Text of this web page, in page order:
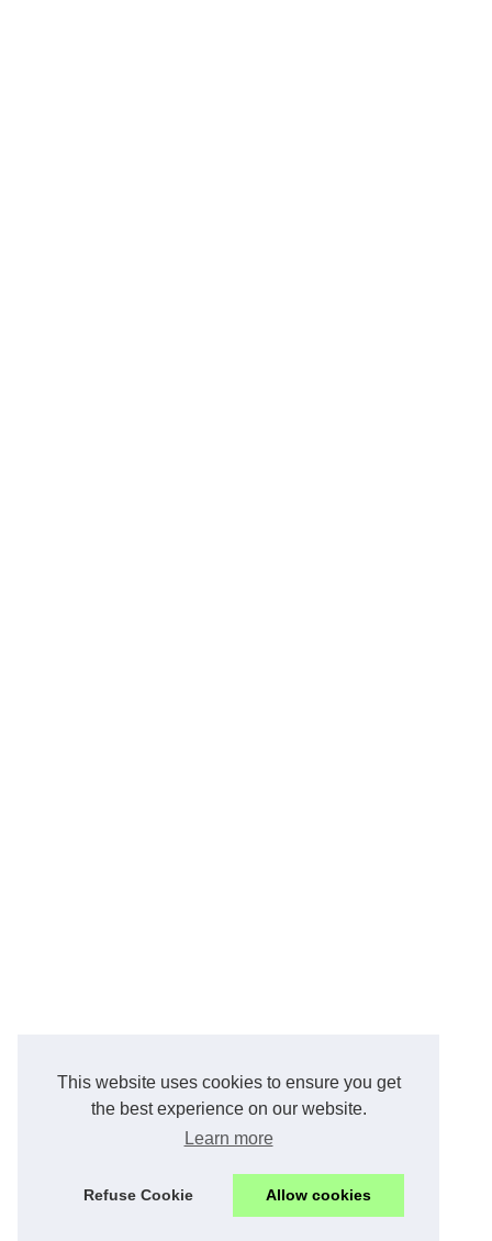
This website uses cookies to ensure you get
the best experience on our website.
Learn more
Refuse Cookie Allow cookies